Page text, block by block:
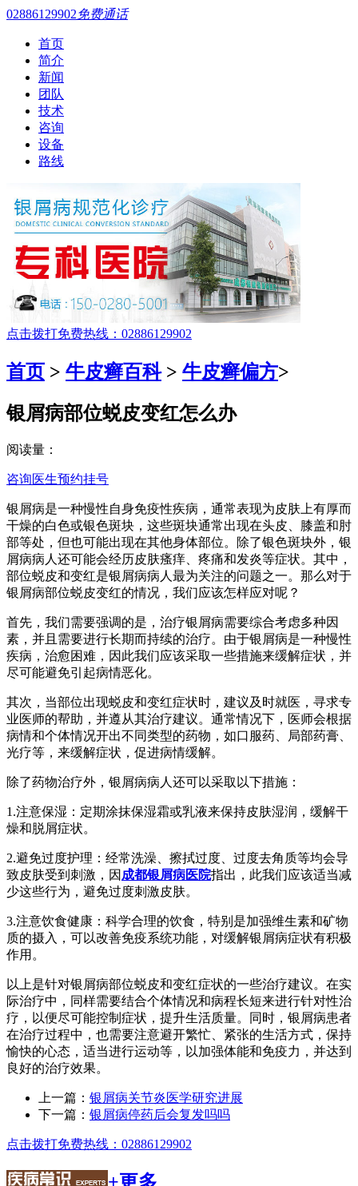
02886129902免费通话
首页
简介
新闻
团队
技术
咨询
设备
路线
点击拨打免费热线：02886129902
首页 > 牛皮癣百科> 牛皮癣偏方>
银屑病部位蜕皮变红怎么办
阅读量：
咨询医生预约挂号
银屑病是一种慢性自身免疫性疾病，通常表现为皮肤上有厚而
干燥的白色或银色斑块，这些斑块通常出现在头皮、膝盖和肘
部等处，但也可能出现在其他身体部位。除了银色斑块外，银
屑病病人还可能会经历皮肤瘙痒、疼痛和发炎等症状。其中，
部位蜕皮和变红是银屑病病人最为关注的问题之一。那么对于
银屑病部位蜕皮变红的情况，我们应该怎样应对呢？
首先，我们需要强调的是，治疗银屑病需要综合考虑多种因
素，并且需要进行长期而持续的治疗。由于银屑病是一种慢性
疾病，治愈困难，因此我们应该采取一些措施来缓解症状，并
尽可能避免引起病情恶化。
其次，当部位出现蜕皮和变红症状时，建议及时就医，寻求专
业医师的帮助，并遵从其治疗建议。通常情况下，医师会根据
病情和个体情况开出不同类型的药物，如口服药、局部药膏、
光疗等，来缓解症状，促进病情缓解。
除了药物治疗外，银屑病病人还可以采取以下措施：
1.注意保湿：定期涂抹保湿霜或乳液来保持皮肤湿润，缓解干
燥和脱屑症状。
2.避免过度护理：经常洗澡、擦拭过度、过度去角质等均会导
致皮肤受到刺激，因 成都银屑病医院指出，此我们应该适当减
少这些行为，避免过度刺激皮肤。
3.注意饮食健康：科学合理的饮食，特别是加强维生素和矿物
质的摄入，可以改善免疫系统功能，对缓解银屑病症状有积极
作用。
以上是针对银屑病部位蜕皮和变红症状的一些治疗建议。在实
际治疗中，同样需要结合个体情况和病程长短来进行针对性治
疗，以便尽可能控制症状，提升生活质量。同时，银屑病患者
在治疗过程中，也需要注意避开繁忙、紧张的生活方式，保持
愉快的心态，适当进行运动等，以加强体能和免疫力，并达到
良好的治疗效果。
上一篇： 银屑病关节炎医学研究进展
下一篇： 银屑病停药后会复发吗吗
点击拨打免费热线：02886129902
+更多